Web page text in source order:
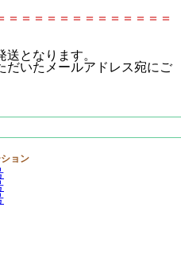
＝＝＝＝＝＝＝＝＝＝＝＝＝
となります。
だいたメールアドレス宛にご
ョン